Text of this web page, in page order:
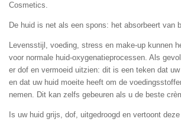
Cosmetics.
De huid is net als een spons: het absorbeert van
Levensstijl, voeding, stress en make-up kunnen
voor normale huid-oxygenatieprocessen. Als
er dof en vermoeid uitzien: dit is een teken dat
en dat uw huid moeite heeft om de
nemen. Dit kan zelfs gebeuren als u de beste
Is uw huid grijs, dof, uitgedroogd en vertoont